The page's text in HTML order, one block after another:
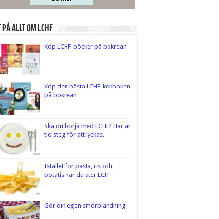
Allt om LCHF
Köp LCHF-böcker på bokrean
Köp den bästa LCHF-kokboken
på bokrean
Ska du börja med LCHF? Här är
tio steg för att lyckas.
Istället för pasta, ris och
potatis när du äter LCHF
Gör din egen smörblandning